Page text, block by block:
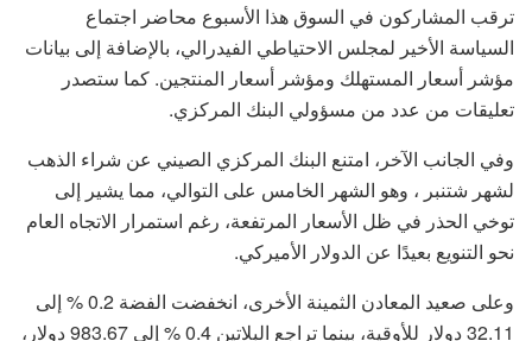
ترقب المشاركون في السوق هذا الأسبوع محاضر اجتماع
السياسة الأخير لمجلس الاحتياطي الفيدرالي، بالإضافة إلى بيانات
مؤشر أسعار المستهلك ومؤشر أسعار المنتجين. كما ستصدر
تعليقات من عدد من مسؤولي البنك المركزي.
وفي الجانب الآخر، امتنع البنك المركزي الصيني عن شراء الذهب
لشهر شتنبر ، وهو الشهر الخامس على التوالي، مما يشير إلى
توخي الحذر في ظل الأسعار المرتفعة، رغم استمرار الاتجاه العام
نحو التنويع بعيدًا عن الدولار الأميركي.
وعلى صعيد المعادن الثمينة الأخرى، انخفضت الفضة 0.2 % إلى
32.11 دولار للأوقية، بينما تراجع البلاتين 0.4 % إلى 983.67 دولار،